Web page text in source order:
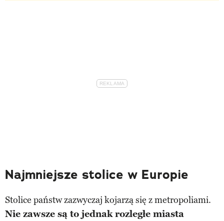
Najmniejsze stolice w Europie
Stolice państw zazwyczaj kojarzą się z metropoliami.
Nie zawsze są to jednak rozległe miasta